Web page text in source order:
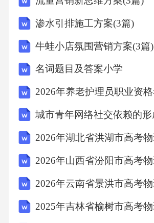
渗水引排施工方案(3篇)
牛蛙小店氛围营销方案(3篇)
名词题目及答案小学